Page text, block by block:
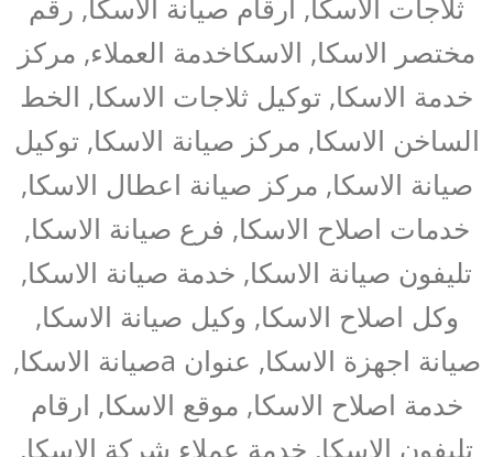
ثلاجات الاسكا, ارقام صيانة الاسكا, رقم
مختصر الاسكا, الاسكاخدمة العملاء, مركز
خدمة الاسكا, توكيل ثلاجات الاسكا, الخط
الساخن الاسكا, مركز صيانة الاسكا, توكيل
صيانة الاسكا, مركز صيانة اعطال الاسكا,
خدمات اصلاح الاسكا, فرع صيانة الاسكا,
تليفون صيانة الاسكا, خدمة صيانة الاسكا,
وكل اصلاح الاسكا, وكيل صيانة الاسكا,
صيانة اجهزة الاسكا, عنوان aصيانة الاسكا,
خدمة اصلاح الاسكا, موقع الاسكا, ارقام
تليفون الاسكا, خدمة عملاء شركة الاسكا,